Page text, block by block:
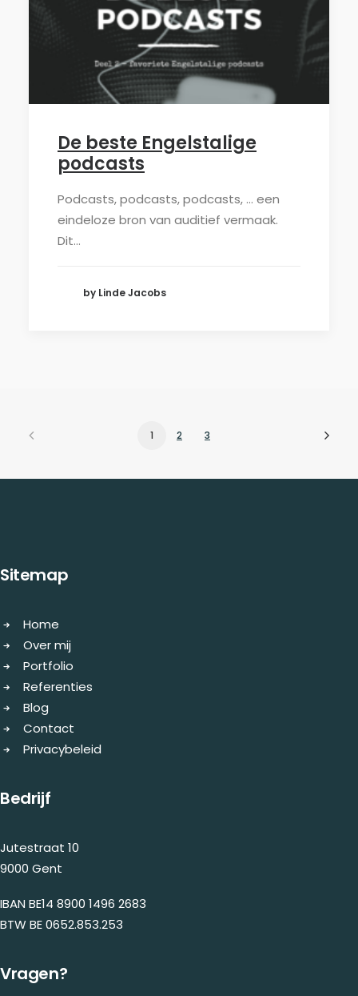
De beste Engelstalige
podcasts
Podcasts, podcasts, podcasts, ... een
eindeloze bron van auditief vermaak.
Dit…
by Linde Jacobs
1 2 3
Sitemap
Home
Over mij
Portfolio
Referenties
Blog
Contact
Privacybeleid
Bedrijf
Jutestraat 10
9000 Gent
IBAN BE14 8900 1496 2683
BTW BE 0652.853.253
Vragen?